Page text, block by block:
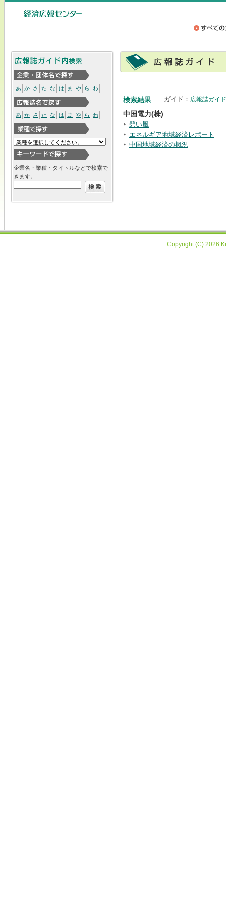
あ か さ た な は ま や ら わ
あ か さ た な は ま や ら わ
企業名・業種・タイトルなどで検索で
きます。
検索結果 ガイド： 広報誌ガイド
中国電力(株)
碧い風
エネルギア地域経済レポート
中国地域経済の概況
Copyright (C) 2026